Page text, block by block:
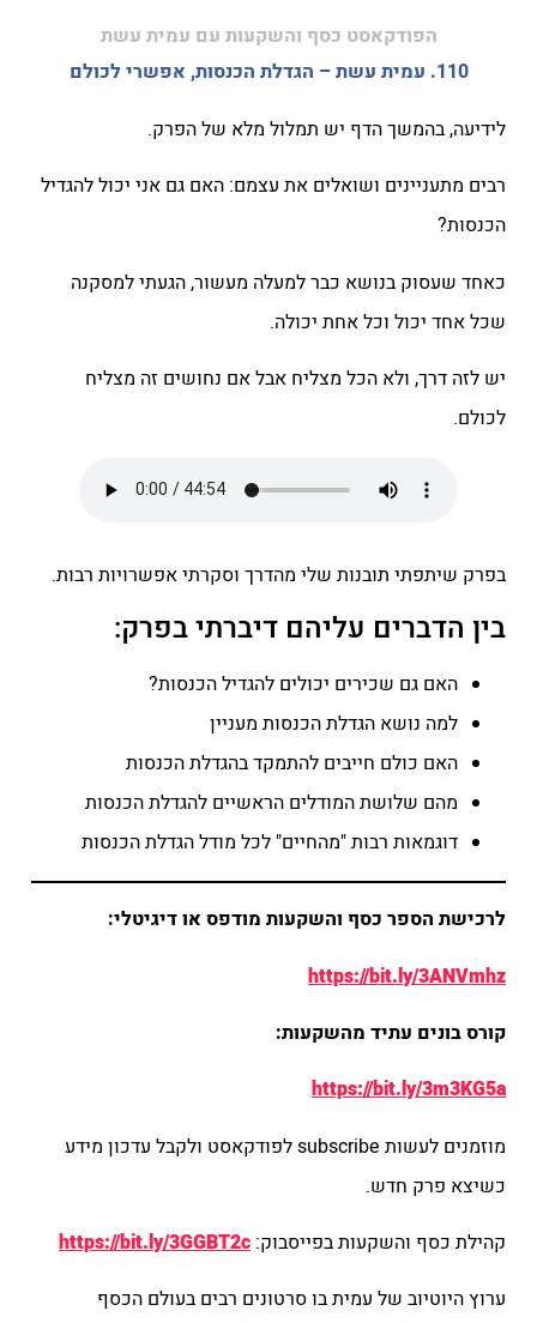
הפודקאסט כסף והשקעות עם עמית עשת
110. עמית עשת – הגדלת הכנסות, אפשרי לכולם
לידיעה, בהמשך הדף יש תמלול מלא של הפרק.
רבים מתעניינים ושואלים את עצמם: האם גם אני יכול להגדיל
הכנסות?
כאחד שעסוק בנושא כבר למעלה מעשור, הגעתי למסקנה
שכל אחד יכול וכל אחת יכולה.
יש לזה דרך, ולא הכל מצליח אבל אם נחושים זה מצליח
לכולם.
בפרק שיתפתי תובנות שלי מהדרך וסקרתי אפשרויות רבות.
בין הדברים עליהם דיברתי בפרק:
האם גם שכירים יכולים להגדיל הכנסות?
למה נושא הגדלת הכנסות מעניין
האם כולם חייבים להתמקד בהגדלת הכנסות
מהם שלושת המודלים הראשיים להגדלת הכנסות
דוגמאות רבות "מהחיים" לכל מודל הגדלת הכנסות
לרכישת הספר כסף והשקעות מודפס או דיגיטלי:
https://bit.ly/3ANVmhz
קורס בונים עתיד מהשקעות:
https://bit.ly/3m3KG5a
מוזמנים לעשות subscribe לפודקאסט ולקבל עדכון מידע
כשיצא פרק חדש.
קהילת כסף והשקעות בפייסבוק: https://bit.ly/3GGBT2c
ערוץ היוטיוב של עמית בו סרטונים רבים בעולם הכסף